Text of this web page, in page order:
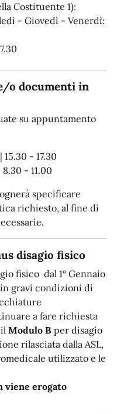
Costituente 1):
- Giovedì - Venerdì:
o documenti in
su appuntamento
- 17.30
- 11.00
specificare
richiesto, al fine di
disagio fisico
fisico dal 1° Gennaio
gravi condizioni di
a fare richiesta
Modulo B per disagio
rilasciata dalla ASL,
utilizzato e le
viene erogato